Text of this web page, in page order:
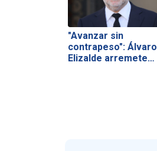
"Avanzar sin
contrapeso": Álvaro
Elizalde arremete…